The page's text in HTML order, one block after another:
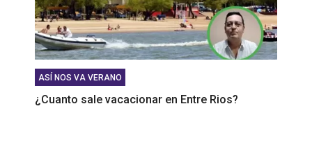
ASÍ NOS VA VERANO
¿Cuanto sale vacacionar en Entre Rios?